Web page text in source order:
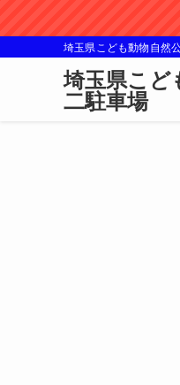
埼玉県こども動物自
埼玉県こど
二駐車場